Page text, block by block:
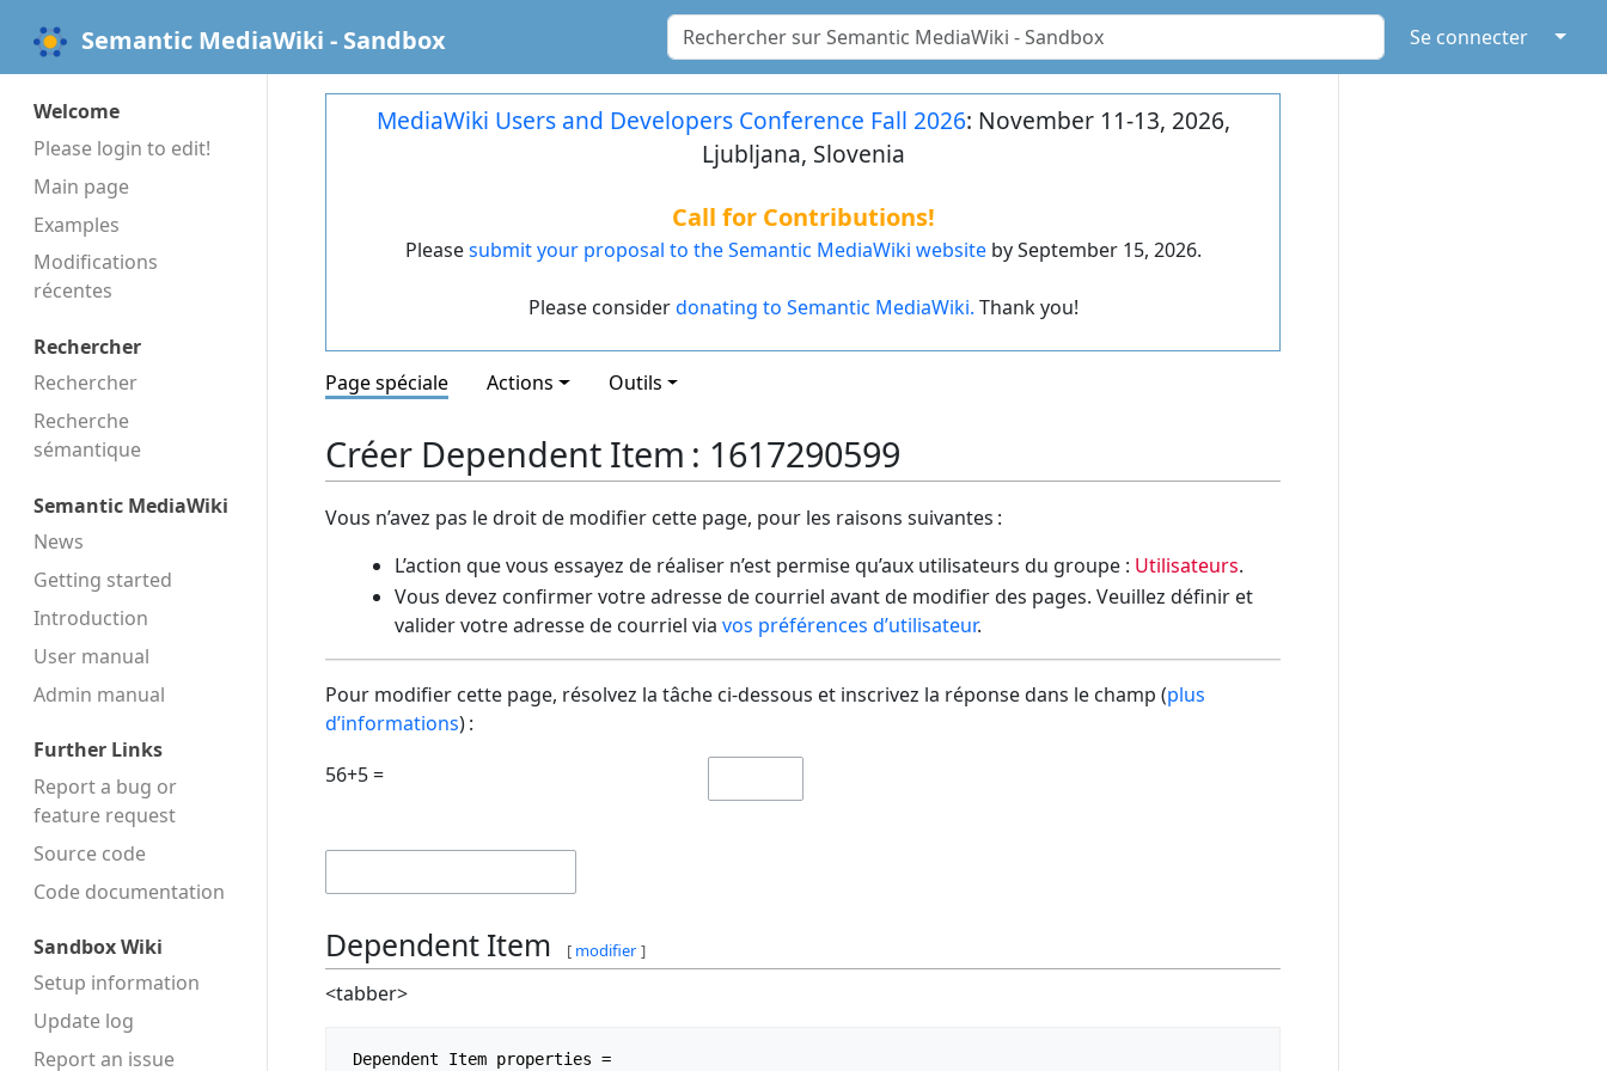
Semantic MediaWiki - Sandbox Se connecter ↓
Welcome
Please login to edit!
Main page
Examples
Modifications
récentes
Rechercher
Rechercher
Recherche
sémantique
Semantic MediaWiki
News
Getting started
Introduction
User manual
Admin manual
Further Links
Report a bug or
feature request
Source code
Code docu­mentation
Sandbox Wiki
Setup information
Update log
Report an issue
MediaWiki Users and Developers Conference Fall 2026: November 11-13, 2026,
Ljubljana, Slovenia
Call for Contributions!
Pleasesubmit your proposal to the Semantic MediaWiki websiteby September 15, 2026.
Please considerdonating to Semantic MediaWiki. Thank you!
Page spéciale Actions Outils
Créer Dependent Item : 1617290599
Vous n’avez pas le droit de modifier cette page, pour les raisons suivantes :
L’action que vous essayez de réaliser n’est permise qu’aux utilisateurs du groupe : Utilisateurs.
Vous devez confirmer votre adresse de courriel avant de modifier des pages. Veuillez définir et
valider votre adresse de courriel via vos préférences d’utilisateur.
Pour modifier cette page, résolvez la tâche ci-dessous et inscrivez la réponse dans le champ (plus
d’informations) :
56+5 =
Dependent Item [ modifier ]
<tabber>